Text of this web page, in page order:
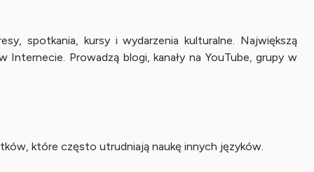
spotkania, kursy i wydarzenia kulturalne. Największą
Prowadzą blogi, kanały na YouTube, grupy w
które często utrudniają naukę innych języków.